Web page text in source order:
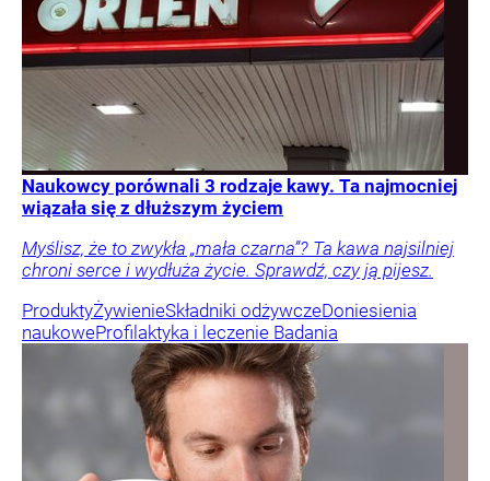
Naukowcy porównali 3 rodzaje kawy. Ta najmocniej
wiązała się z dłuższym życiem
Myślisz, że to zwykła „mała czarna”? Ta kawa najsilniej
chroni serce i wydłuża życie. Sprawdź, czy ją pijesz.
ProduktyŻywienieSkładniki odżywczeDoniesienia
naukoweProfilaktyka i leczenie Badania